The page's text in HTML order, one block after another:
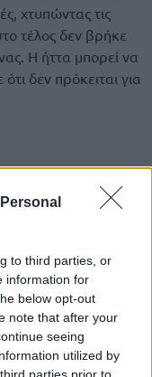
to third parties, or
information for
below opt-out
note that after your
seeing
utilized by
parties prior to
χτυπώντας τις
τέλος δεν βρήκε
Η ήττα μπορεί να
δεν πρόκειται για